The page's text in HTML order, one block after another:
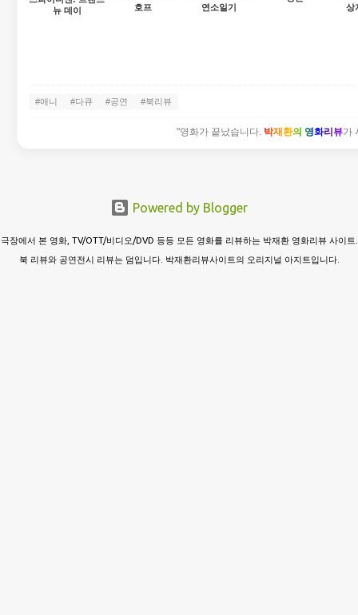
뉴 데이
호프 연소일기
상
#애니 #다큐 #공연 #북리뷰
"영화가 끝났습니다. 박재환의 영화리뷰가
Powered by Blogger
극장에서 본 영화, TV/OTT/비디오/DVD 등등 모든 영화를 리뷰하는 박재환 영화리뷰 사이트.
북 리뷰와 공연전시 리뷰는 덤입니다. 박재환리뷰사이트의 오리지널 아지트입니다.